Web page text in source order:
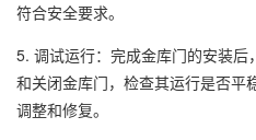
符合安全要求。
5. 调试运行：完成金库门的安装
和关闭金库门，检查其运行是否平
调整和修复。